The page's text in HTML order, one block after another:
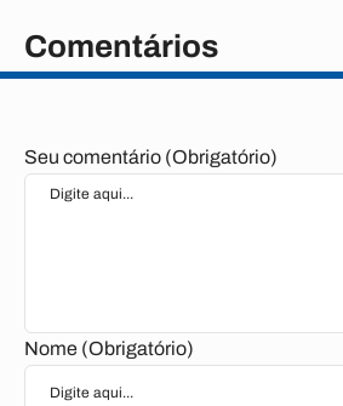
Comentários
Seu comentário (Obrigatório)
Nome (Obrigatório)